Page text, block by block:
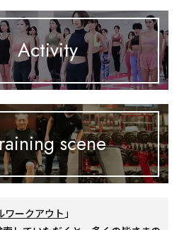
Activity
scene
ワークアウト 」